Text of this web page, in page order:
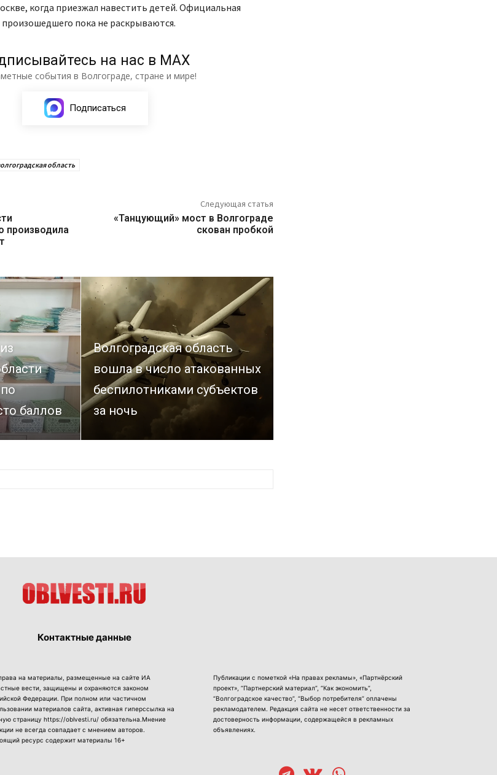
когда приезжал навестить детей. Официальная
пока не раскрываются.
на нас в МАХ
события в Волгограде, стране и мире!
Подписаться
область
производила
Следующая статья
«Танцующий» мост в Волгограде
скован пробкой
баллов
Волгоградская область
вошла в число атакованных
беспилотниками субъектов
за ночь
Контактные данные
на материалы, размещенные на сайте ИА
вести, защищены и охраняются законом
Федерации. При полном или частичном
материалов сайта, активная гиперссылка на
страницу https://oblvesti.ru/ обязательна.Мнение
не всегда совпадает с мнением авторов.
ресурс содержит материалы 16+
Публикации с пометкой «На правах рекламы», «Партнёрский
проект», “Партнерский материал”, “Как экономить”,
“Волгоградское качество”, “Выбор потребителя” оплачены
рекламодателем. Редакция сайта не несет ответственности за
достоверность информации, содержащейся в рекламных
объявлениях.